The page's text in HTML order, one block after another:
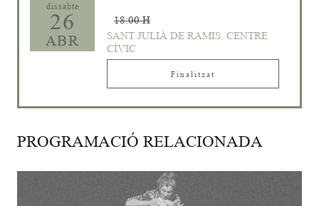
dissabte
26
ABR
18:00 H
SANT JULIÀ DE RAMIS. CENTRE
CÍVIC
Finalitzat
PROGRAMACIÓ RELACIONADA